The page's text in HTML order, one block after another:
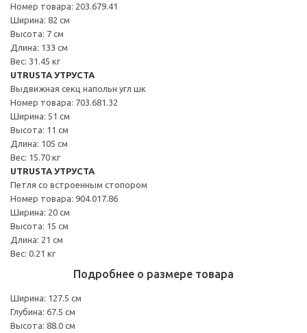
Номер товара: 203.679.41
Ширина: 82 см
Высота: 7 см
Длина: 133 см
Вес: 31.45 кг
UTRUSTA УТРУСТА
Выдвижная секц напольн угл шк
Номер товара: 703.681.32
Ширина: 51 см
Высота: 11 см
Длина: 105 см
Вес: 15.70 кг
UTRUSTA УТРУСТА
Петля со встроенным стопором
Номер товара: 904.017.86
Ширина: 20 см
Высота: 15 см
Длина: 21 см
Вес: 0.21 кг
Подробнее о размере товара
Ширина: 127.5 см
Глубина: 67.5 см
Высота: 88.0 см